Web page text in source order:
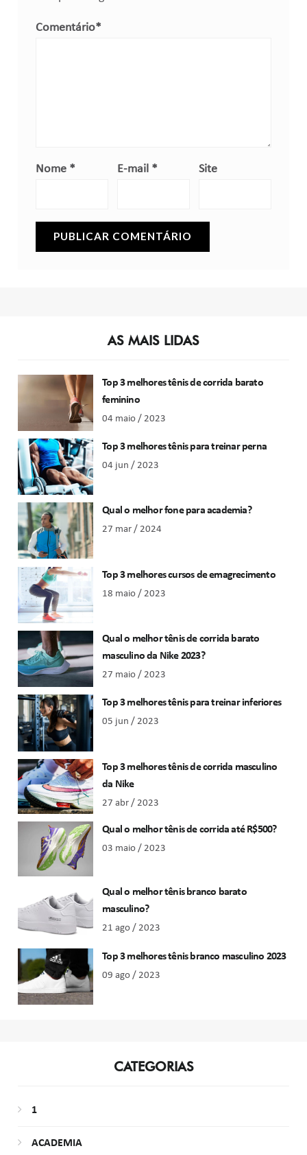
Comentário*
Nome * E-mail * Site
AS MAIS LIDAS
Top 3 melhores tênis de corrida barato
feminino
04 maio / 2023
Top 3 melhores tênis para treinar perna
04 jun / 2023
Qual o melhor fone para academia?
27 mar / 2024
Top 3 melhores cursos de emagrecimento
18 maio / 2023
Qual o melhor tênis de corrida barato
masculino da Nike 2023?
27 maio / 2023
Top 3 melhores tênis para treinar inferiores
05 jun / 2023
Top 3 melhores tênis de corrida masculino
da Nike
27 abr / 2023
Qual o melhor tênis de corrida até R$500?
03 maio / 2023
Qual o melhor tênis branco barato
masculino?
21 ago / 2023
Top 3 melhores tênis branco masculino 2023
09 ago / 2023
CATEGORIAS
1
ACADEMIA